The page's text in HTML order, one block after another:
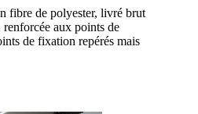
fibre de polyester, livré brut
aux points de
de fixation repérés mais